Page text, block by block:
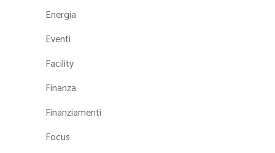
Energia
Eventi
Facility
Finanza
Finanziamenti
Focus